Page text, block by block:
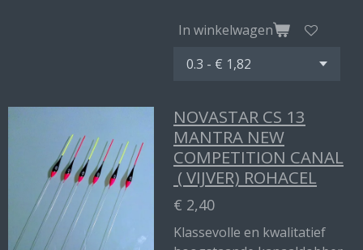
In winkelwagen
NOVASTAR CS 13
MANTRA NEW
COMPETITION CANAL
( VIJVER) ROHACEL
€ 2,40
Klassevolle en kwalitatief